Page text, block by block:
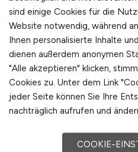
Für viele Arbeitnehmer
ist Diskretion und
besonders wichtig. Der
relevante
unterschiedliche
vergleichen. Die klare
sind einige Cookies für die
Website notwendig, während
Ihnen personalisierte Inhalte
dienen außerdem anonymen
"Alle akzeptieren" klicken,
Cookies zu. Unter dem Link
jeder Seite können Sie Ihre
nachträglich aufrufen und
COOKIE-